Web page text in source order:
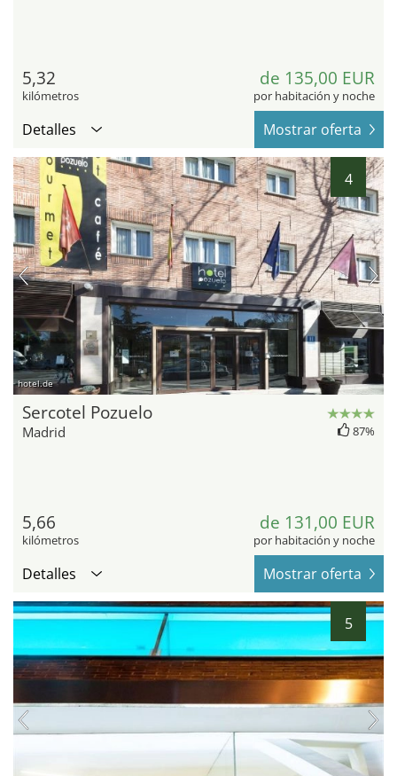
5,32
kilómetros
de 135,00 EUR
por habitación y noche
Detalles Mostrar oferta
4
hotel.de
Sercotel Pozuelo
Madrid 87%
5,66
kilómetros
de 131,00 EUR
por habitación y noche
Detalles Mostrar oferta
5